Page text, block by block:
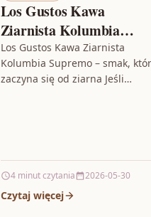
Los Gustos Kawa
Ziarnista Kolumbia
Supremo 2x1000g
Los Gustos Kawa Ziarnista
Kolumbia Supremo – smak,
zaczyna się od ziarna Jeśli
4 minut czytania 2026-05-30
Czytaj więcej